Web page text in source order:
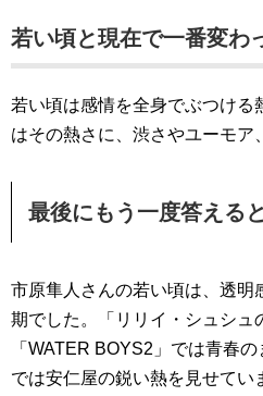
若い頃と現在で一番変わ
若い頃は感情を全身でぶつける
はその熱さに、渋さやユーモア
最後にもう一度答えると
市原隼人さんの若い頃は、透明
期でした。「リリイ・シュシュ
「WATER BOYS2」では青春
では安仁屋の鋭い熱を見せてい